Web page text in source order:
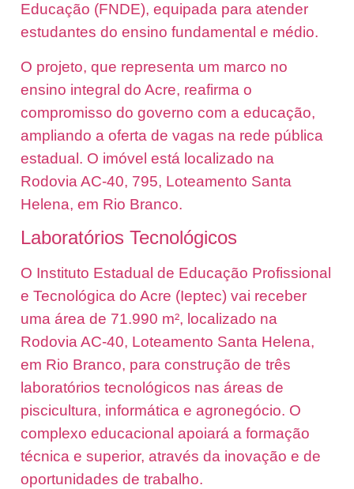
Educação (FNDE), equipada para atender
estudantes do ensino fundamental e médio.
O projeto, que representa um marco no
ensino integral do Acre, reafirma o
compromisso do governo com a educação,
ampliando a oferta de vagas na rede pública
estadual. O imóvel está localizado na
Rodovia AC-40, 795, Loteamento Santa
Helena, em Rio Branco.
Laboratórios Tecnológicos
O Instituto Estadual de Educação Profissional
e Tecnológica do Acre (Ieptec) vai receber
uma área de 71.990 m², localizado na
Rodovia AC-40, Loteamento Santa Helena,
em Rio Branco, para construção de três
laboratórios tecnológicos nas áreas de
piscicultura, informática e agronegócio. O
complexo educacional apoiará a formação
técnica e superior, através da inovação e de
oportunidades de trabalho.